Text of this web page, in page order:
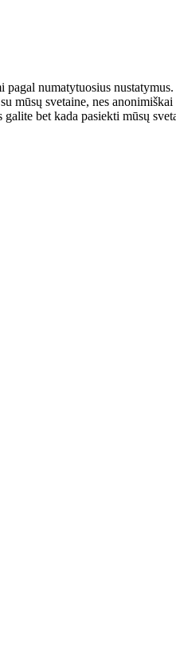
numatytuosius
mūsų svetaine, nes
bet kada pasiekti mūsų